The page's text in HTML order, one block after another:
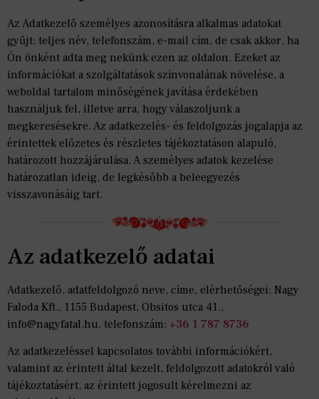
Az Adatkezelő személyes azonosításra alkalmas adatokat
gyűjt: teljes név, telefonszám, e-mail cím, de csak akkor, ha
Ön önként adta meg nekünk ezen az oldalon. Ezeket az
információkat a szolgáltatások színvonalának növelése, a
weboldal tartalom minőségének javítása érdekében
használjuk fel, illetve arra, hogy válaszoljunk a
megkeresésekre. Az adatkezelés- és feldolgozás jogalapja az
érintettek előzetes és részletes tájékoztatáson alapuló,
határozott hozzájárulása. A személyes adatok kezelése
határozatlan ideig, de legkésőbb a beleegyezés
visszavonásáig tart.
Az adatkezelő adatai
Adatkezelő, adatfeldolgozó neve, címe, elérhetőségei: Nagy
Faloda Kft., 1155 Budapest, Obsitos utca 41.,
info@nagyfatal.hu, telefonszám: +36 1 787 8736
Az adatkezeléssel kapcsolatos további információkért,
valamint az érintett által kezelt, feldolgozott adatokról való
tájékoztatásért, az érintett jogosult kérelmezni az